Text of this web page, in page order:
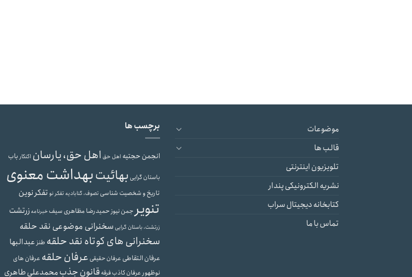
موضوعات
قالب ها
تلویزیون اینترنتی
نشریه الکترونیکی پندار
کتابخانه دیجیتال سراب
تماس با ما
برچسب ها
انجمن حجتیه اهل حق اهل حق، یارسان اکنکارباب
باستان گرایی بهائیتبهداشت معنوی
تاریخ و شخصیت شناسی تصوف، گنابادیه تفکر نوتفکر نوین
تنویر جمن نیوزحمیدرضا مظاهری سیفخبرنامهزرتشت
زرتشت، باستان گرایی سخنرانی موضوعی نقد حلقه
سخنرانی های کوتاه نقد حلقه طنزعبدالبها
عرفان التقاطی عرفان حقیقی عرفان حلقه عرفان های
نوظهورعرفان کاذبفرقه قانون جذبمحمدعلی طاهری